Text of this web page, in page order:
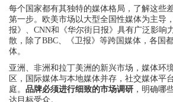
每个国家都有其独特的媒体格局，了解这些
第一步。欧美市场以大型全国性媒体为主导
报》、CNN和《华尔街日报》具有广泛影响
散，除了BBC、《卫报》等跨国媒体，各国
体。
亚洲、非洲和拉丁美洲的新兴市场，媒体环
区，国际媒体与本地媒体并存，社交媒体平
庭。 品牌必须进行细致的市场调研 ，明确哪
达目标受众。